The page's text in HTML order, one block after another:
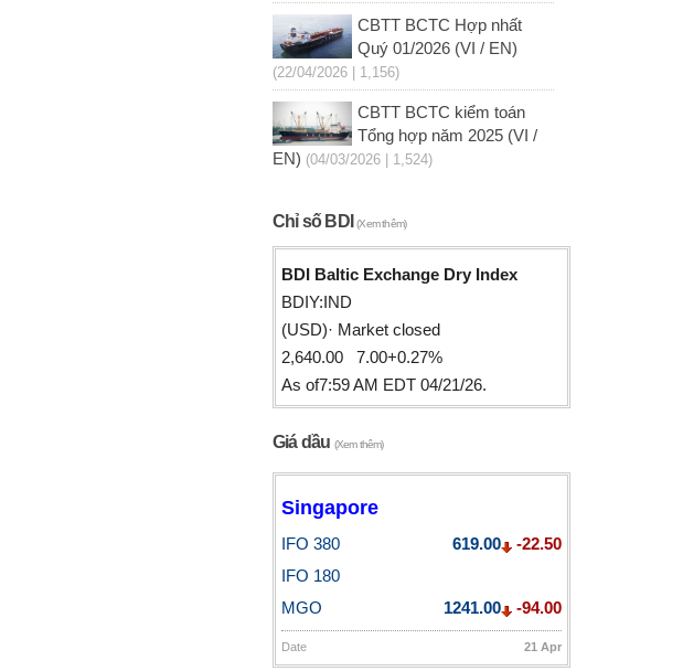
CBTT BCTC Hợp nhất
Quý 01/2026 (VI / EN)
(22/04/2026 | 1,156)
CBTT BCTC kiểm toán
Tổng hợp năm 2025 (VI /
EN) (04/03/2026 | 1,524)
Chỉ số BDI(Xem thêm)
BDI Baltic Exchange Dry Index
BDIY:IND
(USD)· Market closed
2,640.00 7.00+0.27%
As of7:59 AM EDT 04/21/26.
Giá dầu (Xem thêm)
Singapore
IFO 380 619.00
-22.50
IFO 180
MGO
1241.00 -94.00
Date 21 Apr